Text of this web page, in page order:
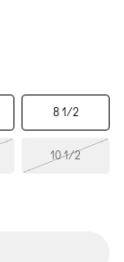
8 1/2
10 1/2